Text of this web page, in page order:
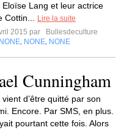
Eloïse Lang et leur actrice
Cottin...
Lire la suite
2015 par
Bullesdeculture
NONE NONE NONE
Cunningham
vient d’être quitté par son
Encore. Par SMS, en plus.
pourtant cette fois. Alors